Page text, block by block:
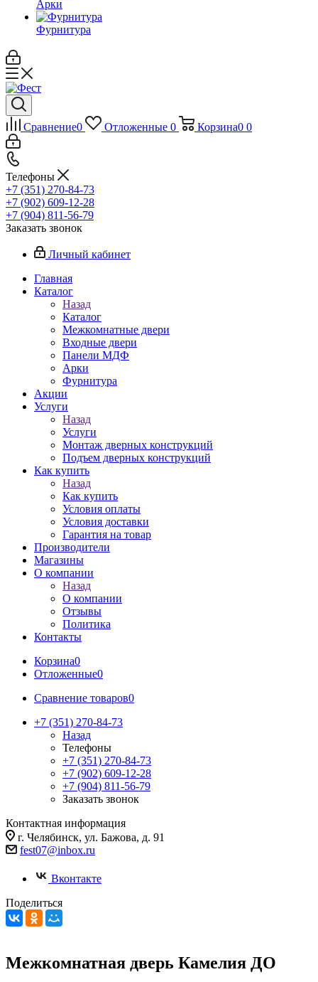
Арки
Фурнитура
Сравнение0 Отложенные 0 Корзина0 0
Телефоны
+7 (351) 270-84-73
+7 (902) 609-12-28
+7 (904) 811-56-79
Заказать звонок
Личный кабинет
Главная
Каталог
Назад
Каталог
Межкомнатные двери
Входные двери
Панели МДФ
Арки
Фурнитура
Акции
Услуги
Назад
Услуги
Монтаж дверных конструкций
Подъем дверных конструкций
Как купить
Назад
Как купить
Условия оплаты
Условия доставки
Гарантия на товар
Производители
Магазины
О компании
Назад
О компании
Отзывы
Политика
Контакты
Корзина0
Отложенные0
Сравнение товаров0
+7 (351) 270-84-73
Назад
Телефоны
+7 (351) 270-84-73
+7 (902) 609-12-28
+7 (904) 811-56-79
Заказать звонок
Контактная информация
г. Челябинск, ул. Бажова, д. 91
fest07@inbox.ru
Вконтакте
Поделиться
Межкомнатная дверь Камелия ДО